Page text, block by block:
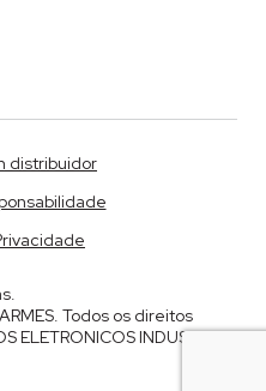
distribuidor
Todos os direitos
ELETRONICOS INDUSTRIA E